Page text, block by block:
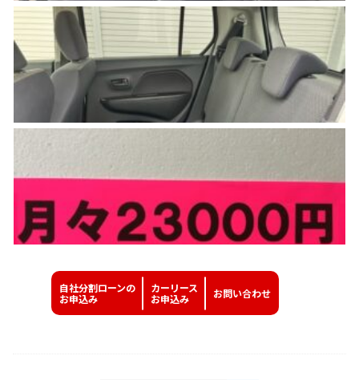
自社分割ローンの
お申込み
カーリース
お申込み
お問い合わせ